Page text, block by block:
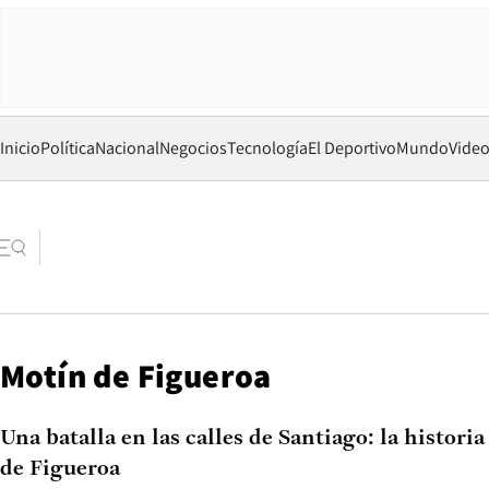
InicioPolíticaNacionalNegociosTecnologíaEl DeportivoMundo
Motín de Figueroa
Una batalla en las calles de Santiago: la
de Figueroa